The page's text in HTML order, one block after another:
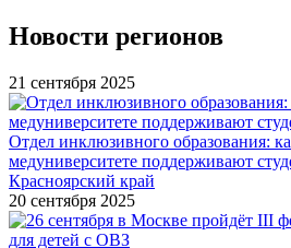
Новости регионов
21 сентября 2025
Отдел инклюзивного образования:
медуниверситете поддерживают
Красноярский край
20 сентября 2025